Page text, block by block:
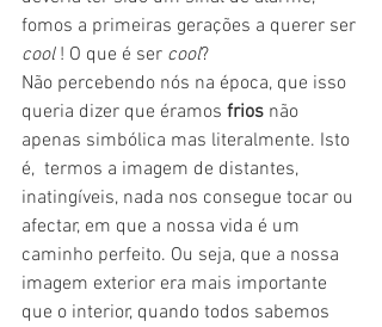
fomos a primeiras gerações a querer ser
cool ! O que é ser cool?
Não percebendo nós na época, que isso
queria dizer que éramos frios não
apenas simbólica mas literalmente. Isto
é,  termos a imagem de distantes,
inatingíveis, nada nos consegue tocar ou
afectar, em que a nossa vida é um
caminho perfeito. Ou seja, que a nossa
imagem exterior era mais importante
que o interior, quando todos sabemos